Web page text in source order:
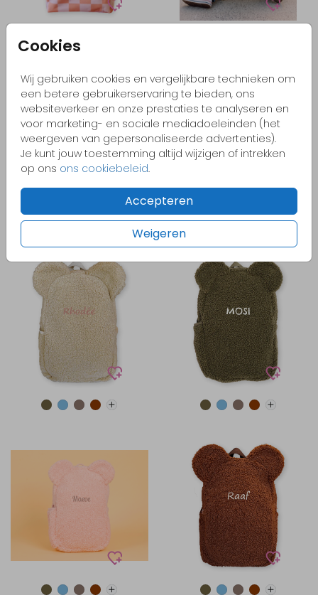
Cookies
Wij gebruiken cookies en vergelijkbare technieken om
een betere gebruikerservaring te bieden, ons
websiteverkeer en onze prestaties te analyseren en
voor marketing- en sociale mediadoeleinden (het
weergeven van gepersonaliseerde advertenties).
Je kunt jouw toestemming altijd wijzigen of intrekken
op ons ons cookiebeleid.
Accepteren
Weigeren